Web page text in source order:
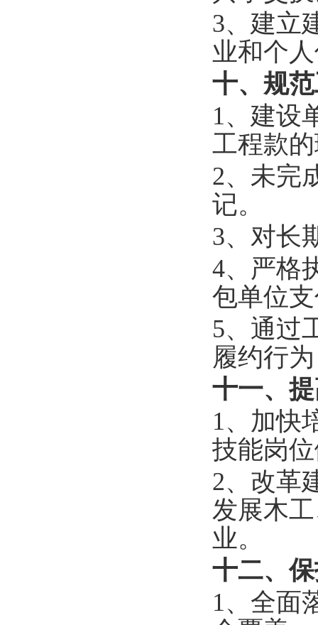
3、建立
业和个
十、规
1、建设
工程款
2、未完
记。
3、对长
4、严格
包单位
5、通过
履约行
十一、
1、加快
技能岗
2、改革
发展木
业。
十二、
1、全面